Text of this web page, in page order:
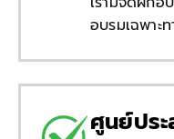
อบรมเฉพาะ
ศูนย์ปร